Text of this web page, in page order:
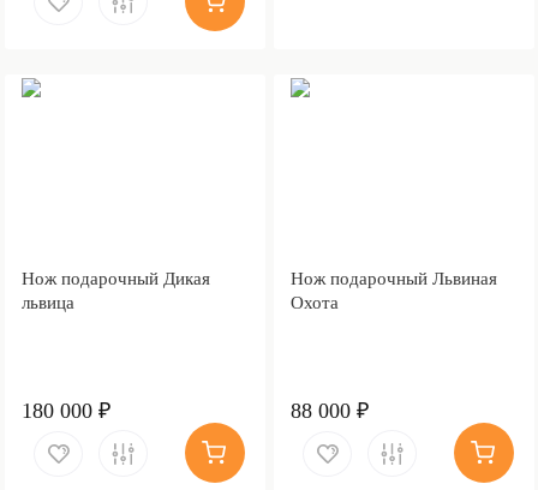
Нож подарочный Дикая
львица
180 000 ₽
Нож подарочный Львиная
Охота
88 000 ₽